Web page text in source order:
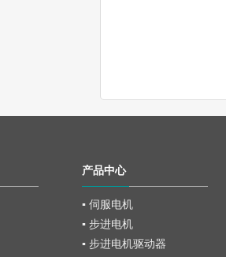
产品中心
▪ 伺服电机
▪ 步进电机
▪ 步进电机驱动器